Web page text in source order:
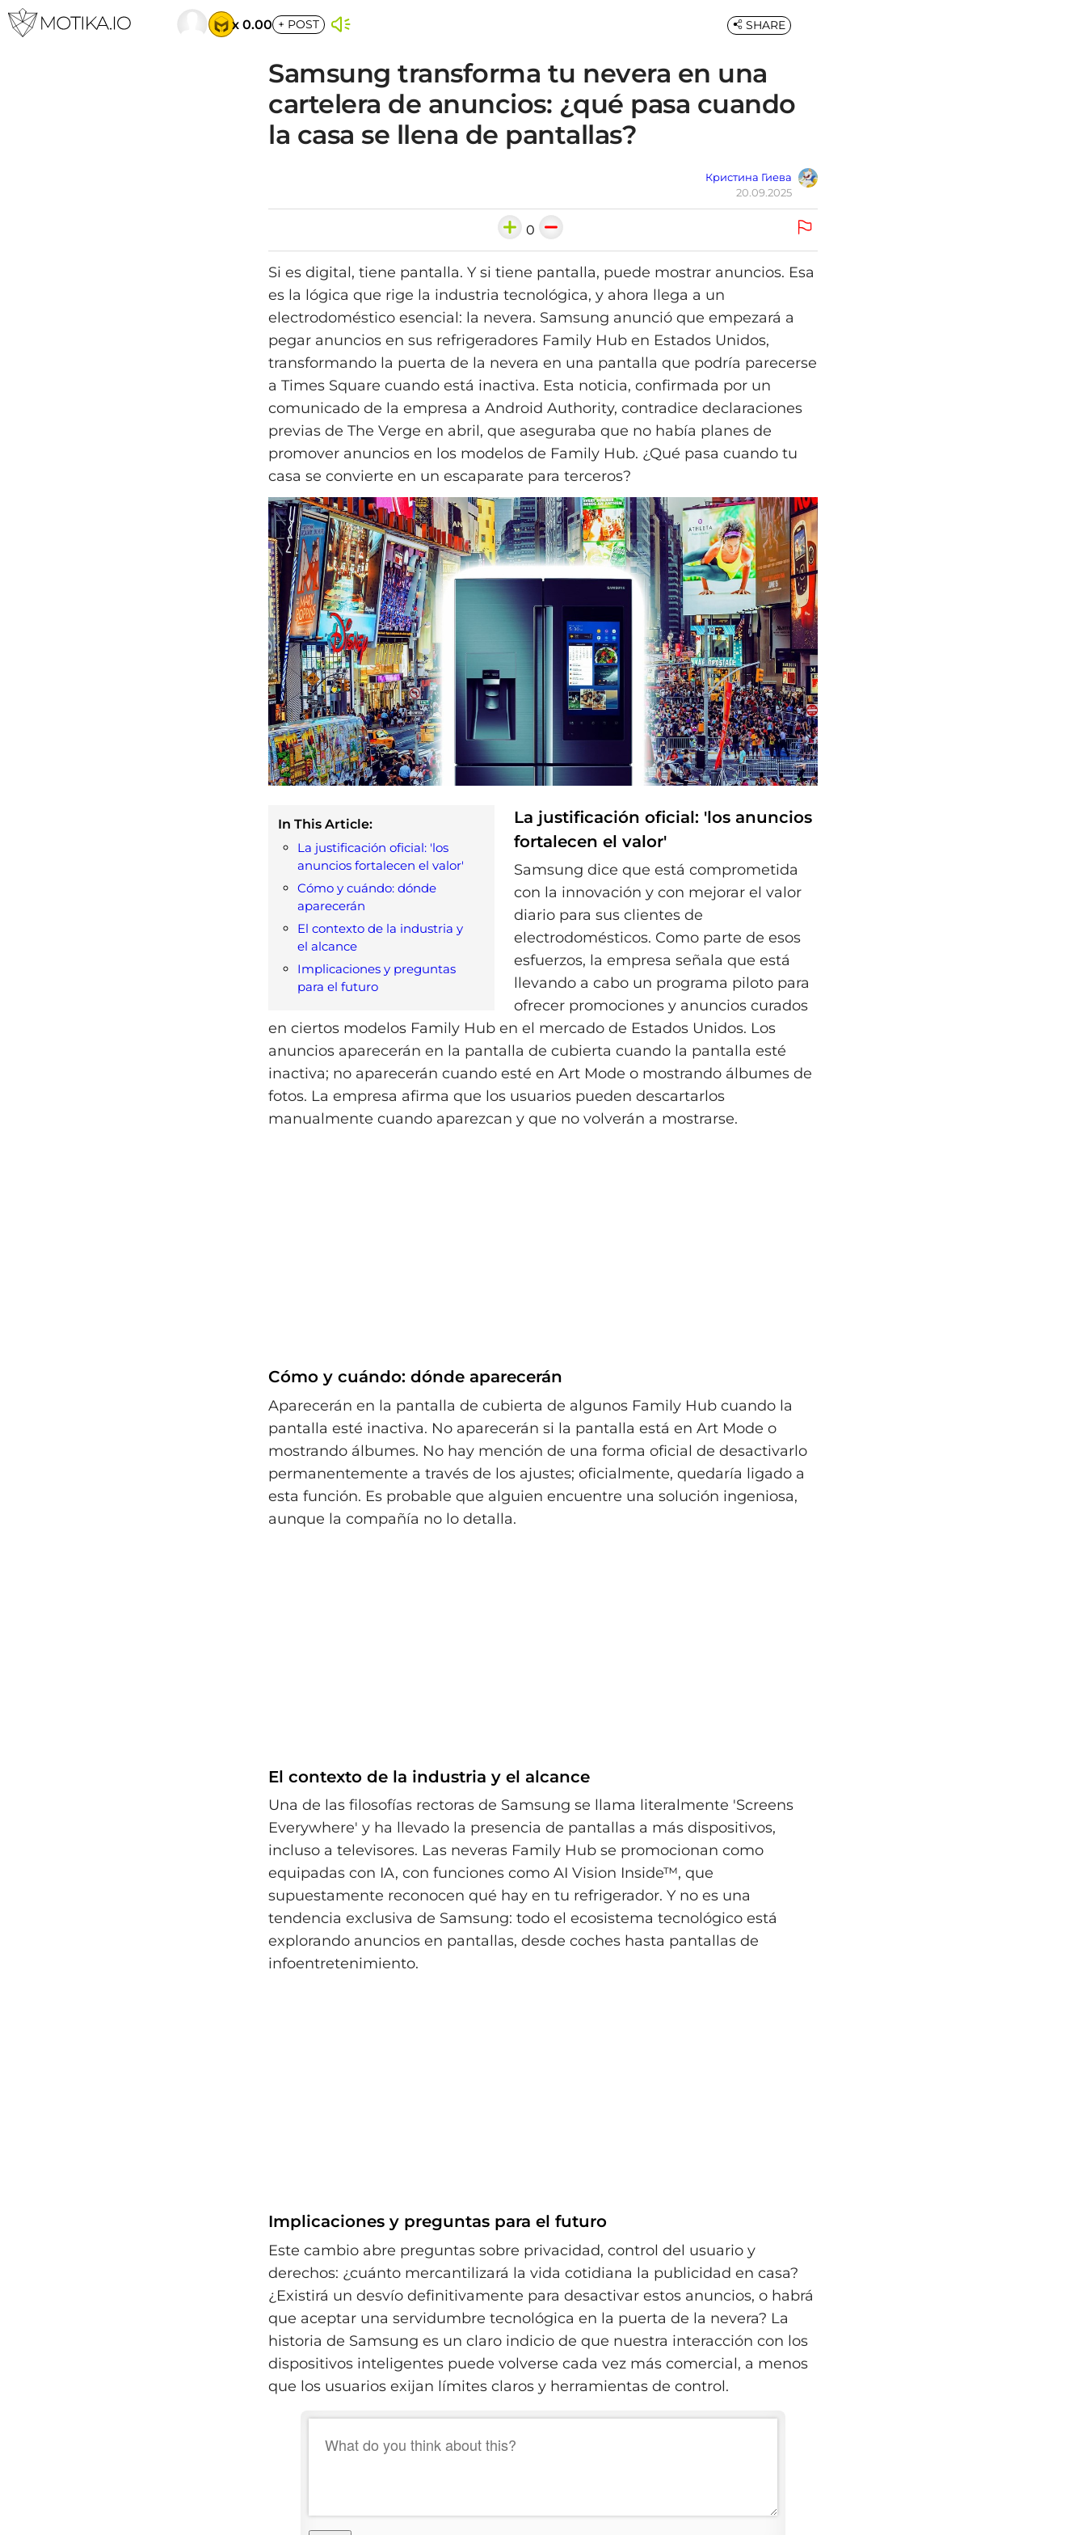
x 0.00 + POST
Samsung transforma tu nevera en una
cartelera de anuncios: ¿qué pasa cuando
la casa se llena de pantallas?
Кристина Гиева
20.09.2025
SHARE
0
Si es digital, tiene pantalla. Y si tiene pantalla, puede mostrar anuncios. Esa
es la lógica que rige la industria tecnológica, y ahora llega a un
electrodoméstico esencial: la nevera. Samsung anunció que empezará a
pegar anuncios en sus refrigeradores Family Hub en Estados Unidos,
transformando la puerta de la nevera en una pantalla que podría parecerse
a Times Square cuando está inactiva. Esta noticia, confirmada por un
comunicado de la empresa a Android Authority, contradice declaraciones
previas de The Verge en abril, que aseguraba que no había planes de
promover anuncios en los modelos de Family Hub. ¿Qué pasa cuando tu
casa se convierte en un escaparate para terceros?
In This Article:
La justificación oficial: 'los
anuncios fortalecen el valor'
Cómo y cuándo: dónde
aparecerán
El contexto de la industria y
el alcance
Implicaciones y preguntas
para el futuro
La justificación oficial: 'los anuncios
fortalecen el valor'
Samsung dice que está comprometida
con la innovación y con mejorar el valor
diario para sus clientes de
electrodomésticos. Como parte de esos
esfuerzos, la empresa señala que está
llevando a cabo un programa piloto para
ofrecer promociones y anuncios curados
en ciertos modelos Family Hub en el mercado de Estados Unidos. Los
anuncios aparecerán en la pantalla de cubierta cuando la pantalla esté
inactiva; no aparecerán cuando esté en Art Mode o mostrando álbumes de
fotos. La empresa afirma que los usuarios pueden descartarlos
manualmente cuando aparezcan y que no volverán a mostrarse.
Cómo y cuándo: dónde aparecerán
Aparecerán en la pantalla de cubierta de algunos Family Hub cuando la
pantalla esté inactiva. No aparecerán si la pantalla está en Art Mode o
mostrando álbumes. No hay mención de una forma oficial de desactivarlo
permanentemente a través de los ajustes; oficialmente, quedaría ligado a
esta función. Es probable que alguien encuentre una solución ingeniosa,
aunque la compañía no lo detalla.
El contexto de la industria y el alcance
Una de las filosofías rectoras de Samsung se llama literalmente 'Screens
Everywhere' y ha llevado la presencia de pantallas a más dispositivos,
incluso a televisores. Las neveras Family Hub se promocionan como
equipadas con IA, con funciones como AI Vision Inside™, que
supuestamente reconocen qué hay en tu refrigerador. Y no es una
tendencia exclusiva de Samsung: todo el ecosistema tecnológico está
explorando anuncios en pantallas, desde coches hasta pantallas de
infoentretenimiento.
Implicaciones y preguntas para el futuro
Este cambio abre preguntas sobre privacidad, control del usuario y
derechos: ¿cuánto mercantilizará la vida cotidiana la publicidad en casa?
¿Existirá un desvío definitivamente para desactivar estos anuncios, o habrá
que aceptar una servidumbre tecnológica en la puerta de la nevera? La
historia de Samsung es un claro indicio de que nuestra interacción con los
dispositivos inteligentes puede volverse cada vez más comercial, a menos
que los usuarios exijan límites claros y herramientas de control.